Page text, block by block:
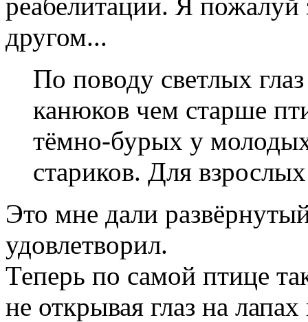
другом...
По поводу светлых
канюков чем старше
тёмно-бурых у
стариков. Для
Это мне дали
удовлетворил.
Теперь по самой птице
не открывая глаз на